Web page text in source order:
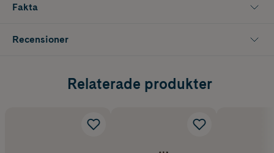
Fakta
Recensioner
Relaterade produkter